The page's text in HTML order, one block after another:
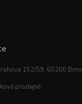
152/59, 60200 Brno
prodejně: